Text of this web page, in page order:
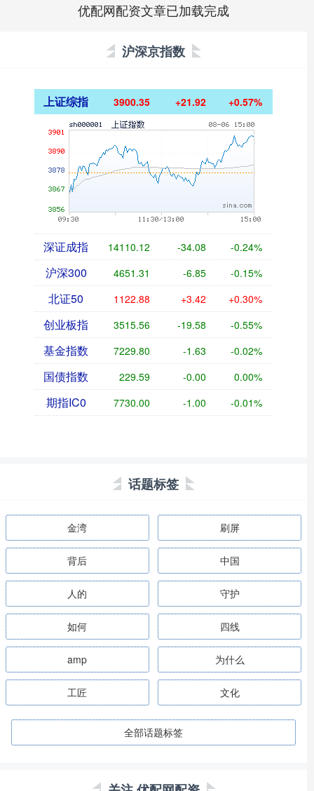
优配网配资文章已加载完成
沪深京指数
上证综指 3900.35 +21.92 +0.57%
深证成指 14110.12 -34.08 -0.24%
沪深300 4651.31 -6.85 -0.15%
北证50 1122.88 +3.42 +0.30%
创业板指 3515.56 -19.58 -0.55%
基金指数 7229.80 -1.63 -0.02%
国债指数 229.59 -0.00 0.00%
期指IC0 7730.00 -1.00 -0.01%
话题标签
金湾 刷屏
背后 中国
人的 守护
如何 四线
amp 为什么
工匠 文化
全部话题标签